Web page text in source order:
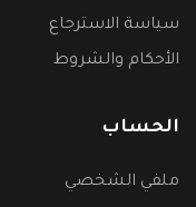
سياسة الاسترجاع
الأحكام والشروط
الحساب
ملفي الشخصي